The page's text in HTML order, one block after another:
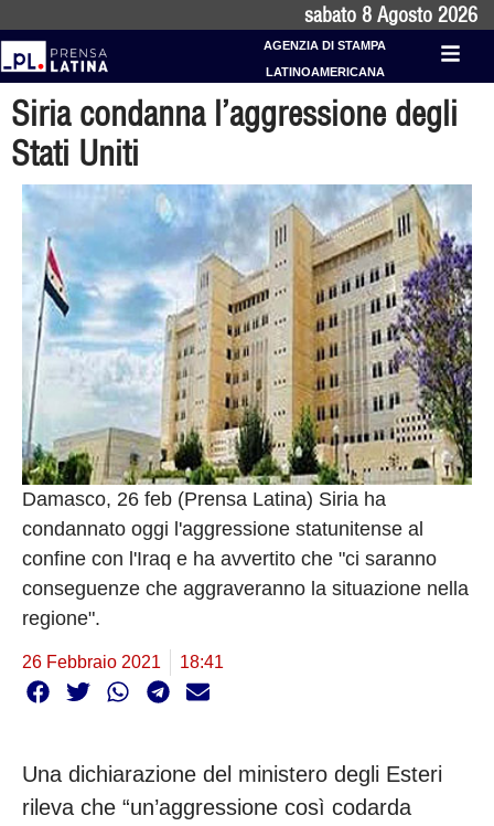
sabato 8 Agosto 2026
AGENZIA DI STAMPA
LATINOAMERICANA
Siria condanna l’aggressione degli
Stati Uniti
Damasco, 26 feb (Prensa Latina) Siria ha
condannato oggi l'aggressione statunitense al
confine con l'Iraq e ha avvertito che "ci saranno
conseguenze che aggraveranno la situazione nella
regione".
26 Febbraio 2021 18:41
Una dichiarazione del ministero degli Esteri
rileva che “un’aggressione così codarda